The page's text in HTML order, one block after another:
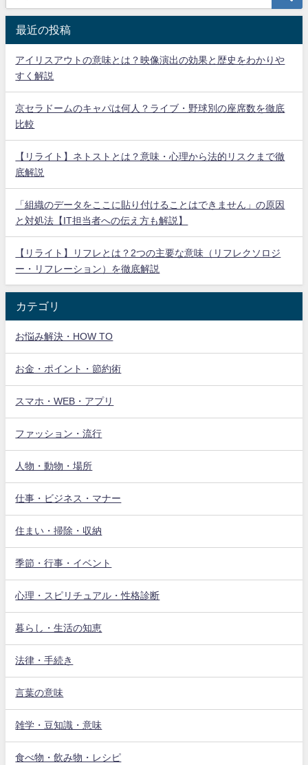
最近の投稿
アイリスアウトの意味とは？映像演出の効果と歴史をわかりや
すく解説
京セラドームのキャパは何人？ライブ・野球別の座席数を徹底
比較
【リライト】ネトストとは？意味・心理から法的リスクまで徹
底解説
「組織のデータをここに貼り付けることはできません」の原因
と対処法【IT担当者への伝え方も解説】
【リライト】リフレとは？2つの主要な意味（リフレクソロジ
ー・リフレーション）を徹底解説
カテゴリ
お悩み解決・HOW TO
お金・ポイント・節約術
スマホ・WEB・アプリ
ファッション・流行
人物・動物・場所
仕事・ビジネス・マナー
住まい・掃除・収納
季節・行事・イベント
心理・スピリチュアル・性格診断
暮らし・生活の知恵
法律・手続き
言葉の意味
雑学・豆知識・意味
食べ物・飲み物・レシピ